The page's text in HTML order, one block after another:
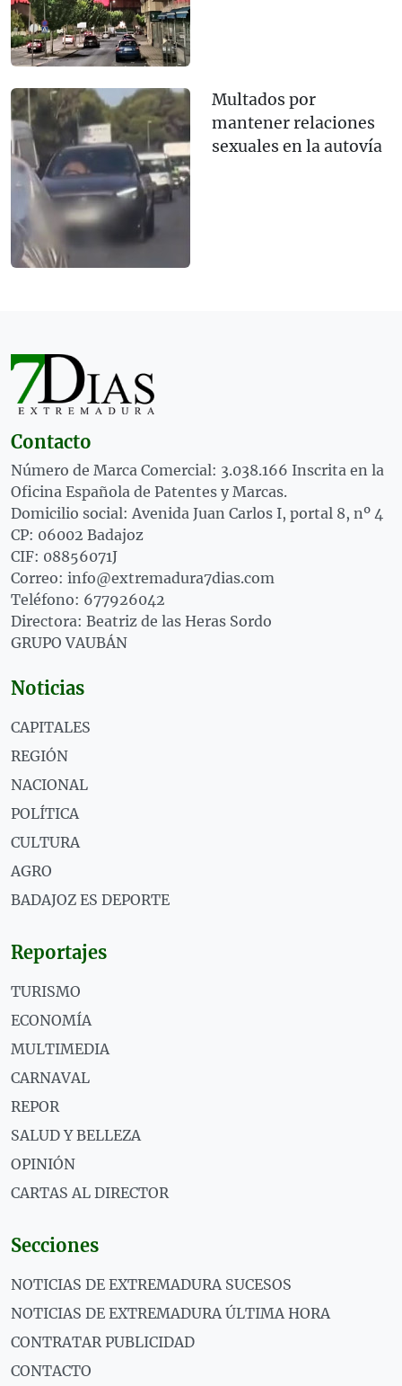
Multados por
mantener relaciones
sexuales en la autovía
Contacto
Número de Marca Comercial: 3.038.166 Inscrita en la
Oficina Española de Patentes y Marcas.
Domicilio social: Avenida Juan Carlos I, portal 8, nº 4
CP: 06002 Badajoz
CIF: 08856071J
Correo: info@extremadura7dias.com
Teléfono: 677926042
Directora: Beatriz de las Heras Sordo
GRUPO VAUBÁN
Noticias
CAPITALES
REGIÓN
NACIONAL
POLÍTICA
CULTURA
AGRO
BADAJOZ ES DEPORTE
Reportajes
TURISMO
ECONOMÍA
MULTIMEDIA
CARNAVAL
REPOR
SALUD Y BELLEZA
OPINIÓN
CARTAS AL DIRECTOR
Secciones
NOTICIAS DE EXTREMADURA SUCESOS
NOTICIAS DE EXTREMADURA ÚLTIMA HORA
CONTRATAR PUBLICIDAD
CONTACTO